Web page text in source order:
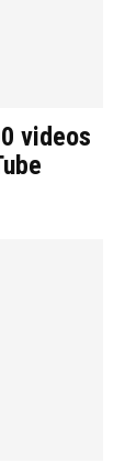
videos